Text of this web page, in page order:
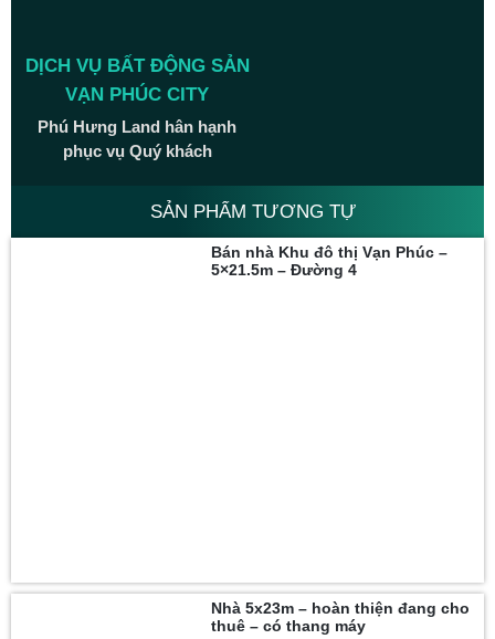
DỊCH VỤ BẤT ĐỘNG SẢN
VẠN PHÚC CITY
Phú Hưng Land hân hạnh
phục vụ Quý khách
SẢN PHẨM TƯƠNG TỰ
Bán nhà Khu đô thị Vạn Phúc –
5×21.5m – Đường 4
Nhà 5x23m – hoàn thiện đang cho
thuê – có thang máy